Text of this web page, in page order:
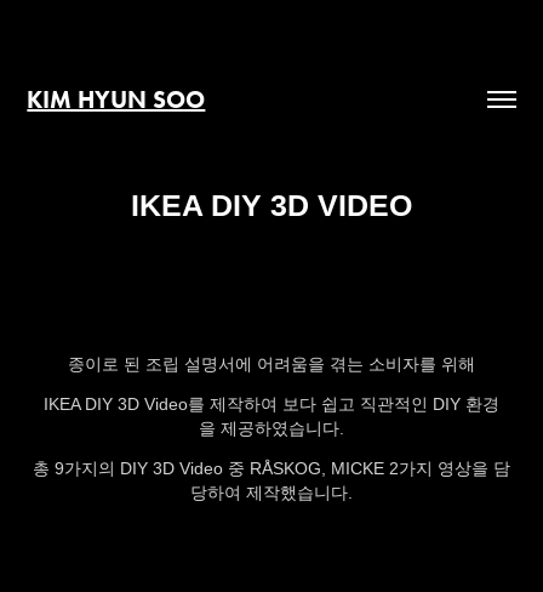
KIM HYUN SOO
IKEA DIY 3D VIDEO
종이로 된 조립 설명서에 어려움을 겪는 소비자를 위해
IKEA DIY 3D Video를 제작하여 보다 쉽고 직관적인 DIY 환경
을 제공하였습니다.
총 9가지의 DIY 3D Video 중 RÅSKOG , MICKE 2가지 영상을 담
당하여 제작했습니다.